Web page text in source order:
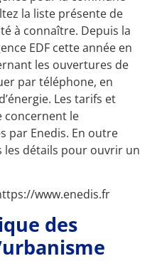
la liste présente de
à connaître. Depuis la
EDF cette année en
les ouvertures de
par téléphone, en
Les tarifs et
concernent le
par Enedis. En outre
les détails pour ouvrir un
www.enedis.fr
des